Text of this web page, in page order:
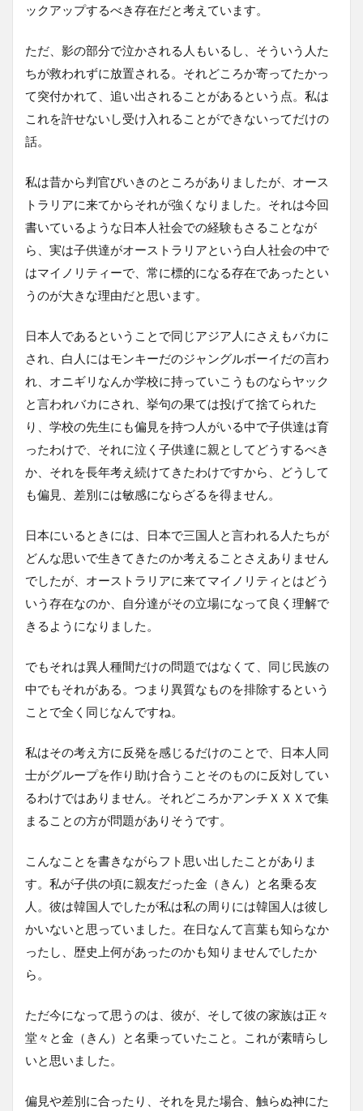
ックアップするべき存在だと考えています。
ただ、影の部分で泣かされる人もいるし、そういう人た
ちが救われずに放置される。それどころか寄ってたかっ
て突付かれて、追い出されることがあるという点。私は
これを許せないし受け入れることができないってだけの
話。
私は昔から判官びいきのところがありましたが、オース
トラリアに来てからそれが強くなりました。それは今回
書いているような日本人社会での経験もさることなが
ら、実は子供達がオーストラリアという白人社会の中で
はマイノリティーで、常に標的になる存在であったとい
うのが大きな理由だと思います。
日本人であるということで同じアジア人にさえもバカに
され、白人にはモンキーだのジャングルボーイだの言わ
れ、オニギリなんか学校に持っていこうものならヤック
と言われバカにされ、挙句の果ては投げて捨てられた
り、学校の先生にも偏見を持つ人がいる中で子供達は育
ったわけで、それに泣く子供達に親としてどうするべき
か、それを長年考え続けてきたわけですから、どうして
も偏見、差別には敏感にならざるを得ません。
日本にいるときには、日本で三国人と言われる人たちが
どんな思いで生きてきたのか考えることさえありません
でしたが、オーストラリアに来てマイノリティとはどう
いう存在なのか、自分達がその立場になって良く理解で
きるようになりました。
でもそれは異人種間だけの問題ではなくて、同じ民族の
中でもそれがある。つまり異質なものを排除するという
ことで全く同じなんですね。
私はその考え方に反発を感じるだけのことで、日本人同
士がグループを作り助け合うことそのものに反対してい
るわけではありません。それどころかアンチＸＸＸで集
まることの方が問題がありそうです。
こんなことを書きながらフト思い出したことがありま
す。私が子供の頃に親友だった金（きん）と名乗る友
人。彼は韓国人でしたが私は私の周りには韓国人は彼し
かいないと思っていました。在日なんて言葉も知らなか
ったし、歴史上何があったのかも知りませんでしたか
ら。
ただ今になって思うのは、彼が、そして彼の家族は正々
堂々と金（きん）と名乗っていたこと。これが素晴らし
いと思いました。
偏見や差別に合ったり、それを見た場合、触らぬ神にた